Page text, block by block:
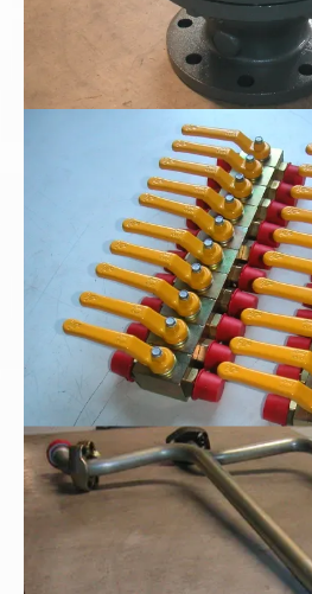
Hochdruck-Blockkugelhähne
Rohrbogenfertigung